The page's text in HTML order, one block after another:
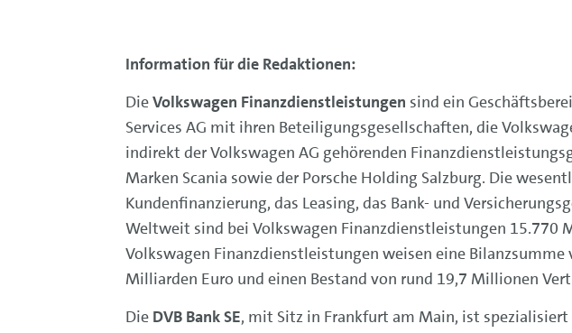
Information für die Redaktionen:
DieVolkswagen Finanzdienstleistungen sind ein
Services AG mit ihren Beteiligungsgesellschaften, die
indirekt der Volkswagen AG gehörenden
Marken Scania sowie der Porsche Holding Salzburg. Die
Kundenfinanzierung, das Leasing, das Bank- und
Weltweit sind bei Volkswagen Finanzdienstleistungen
Volkswagen Finanzdienstleistungen weisen eine
Milliarden Euro und einen Bestand von rund 19,7 Millionen
DieDVB Bank SE, mit Sitz in Frankfurt am Main, ist